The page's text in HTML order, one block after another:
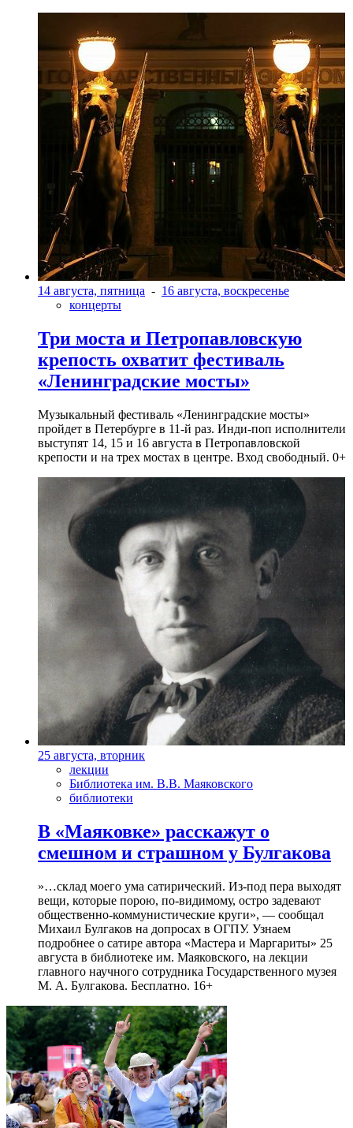
14 августа, пятница - 16 августа, воскресенье
концерты
Три моста и Петропавловскую
крепость охватит фестиваль
«Ленинградские мосты»
Музыкальный фестиваль «Ленинградские мосты»
пройдет в Петербурге в 11-й раз. Инди-поп исполнители
выступят 14, 15 и 16 августа в Петропавловской
крепости и на трех мостах в центре. Вход свободный. 0+
25 августа, вторник
лекции
Библиотека им. В.В. Маяковского
библиотеки
В «Маяковке» расскажут о
смешном и страшном у Булгакова
»…склад моего ума сатирический. Из-под пера выходят
вещи, которые порою, по-видимому, остро задевают
общественно-коммунистические круги», — сообщал
Михаил Булгаков на допросах в ОГПУ. Узнаем
подробнее о сатире автора «Мастера и Маргариты» 25
августа в библиотеке им. Маяковского, на лекции
главного научного сотрудника Государственного музея
М. А. Булгакова. Бесплатно. 16+